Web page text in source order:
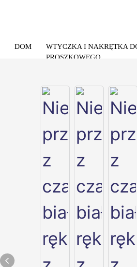
DOM
WTYCZKA I NAKRĘTKA
PROSZKOWEGO